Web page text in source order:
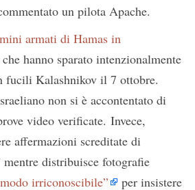
un pilota Apache.
armati di Hamas in
hanno sparato intenzionalmente
fucili Kalashnikov il 7 ottobre.
non si è accontentato di
video verificate. Invece,
affermazioni screditate di
distribuisce fotografie
irriconoscibile”
per insistere